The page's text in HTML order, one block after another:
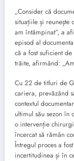
„Consider că
situațiile și reunește
am întâmpinat”, a
episod al
că a fost suficient
trăite, afirmând:
Cu 22 de titluri de
cariera, prevăzând
contextul
ultimul său sezon în
o intervenție
încercat să rămân
Întregul proces a
incertitudinea și în